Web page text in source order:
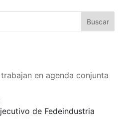
en agenda conjunta
de Fedeindustria